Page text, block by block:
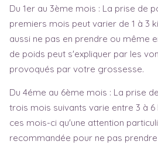
Sem. d'aménorrhée
Du 1er au 3ème mois : La prise de
premiers mois peut varier de 1 à 3
aussi ne pas en prendre ou même
de poids peut s'expliquer par les
provoqués par votre grossesse.
Du 4éme au 6ème mois : La prise
trois mois suivants varie entre 3 à 6
ces mois-ci qu'une attention
recommandée pour ne pas